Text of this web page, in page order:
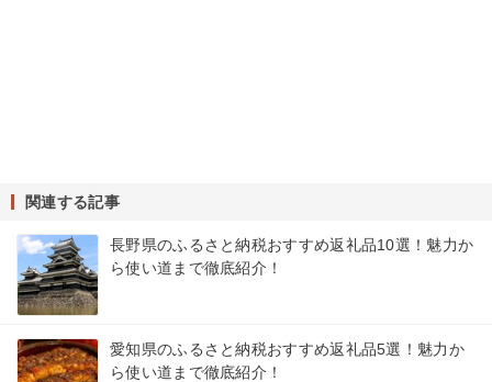
関連する記事
長野県のふるさと納税おすすめ返礼品10選！魅力か
ら使い道まで徹底紹介！
愛知県のふるさと納税おすすめ返礼品5選！魅力か
ら使い道まで徹底紹介！